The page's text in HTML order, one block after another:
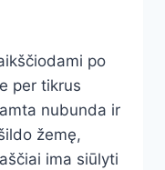
po
per tikrus
nubunda ir
žemę,
ima siūlyti